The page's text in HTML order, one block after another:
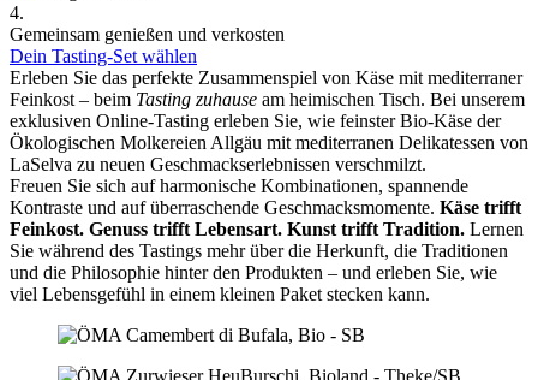
4.
Gemeinsam genießen und verkosten
Dein Tasting-Set wählen
Erleben Sie das perfekte Zusammenspiel von Käse mit mediterraner
Feinkost – beim Tasting zuhause am heimischen Tisch. Bei unserem
exklusiven Online-Tasting erleben Sie, wie feinster Bio-Käse der
Ökologischen Molkereien Allgäu mit mediterranen Delikatessen von
LaSelva zu neuen Geschmackserlebnissen verschmilzt.
Freuen Sie sich auf harmonische Kombinationen, spannende
Kontraste und auf überraschende Geschmacksmomente. Käse trifft
Feinkost. Genuss trifft Lebensart. Kunst trifft Tradition. Lernen
Sie während des Tastings mehr über die Herkunft, die Traditionen
und die Philosophie hinter den Produkten – und erleben Sie, wie
viel Lebensgefühl in einem kleinen Paket stecken kann.